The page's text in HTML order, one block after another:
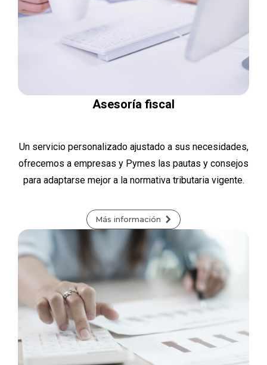
Asesoría fiscal
Un servicio personalizado ajustado a sus necesidades,
ofrecemos a empresas y Pymes las pautas y consejos
para adaptarse mejor a la normativa tributaria vigente.
Más información